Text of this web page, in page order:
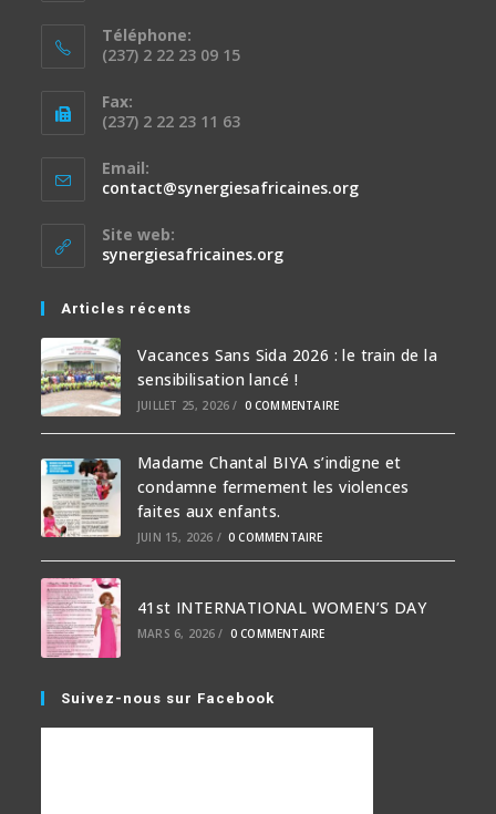
Téléphone:
(237) 2 22 23 09 15
Fax:
(237) 2 22 23 11 63
Email:
contact@synergiesafricaines.org
Site web:
synergiesafricaines.org
Articles récents
Vacances Sans Sida 2026 : le train de la
sensibilisation lancé !
JUILLET 25, 2026 / 0 COMMENTAIRE
Madame Chantal BIYA s’indigne et
condamne fermement les violences
faites aux enfants.
JUIN 15, 2026 / 0 COMMENTAIRE
41st INTERNATIONAL WOMEN’S DAY
MARS 6, 2026 / 0 COMMENTAIRE
Suivez-nous sur Facebook